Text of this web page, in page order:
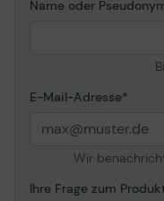
Name oder
E-Mail-Adresse
Wir
Ihre Frage zum